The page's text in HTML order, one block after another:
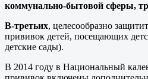
коммунально-бытовой сферы,
В-третьих, целесообразно
прививок детей, посещающих
детские сады).
В 2014 году в Национальный